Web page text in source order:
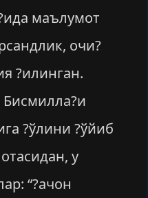
маълумот
очи?
?илинган.
Бисмилла?и
?ўлини ?ўйиб
у
“?ачон